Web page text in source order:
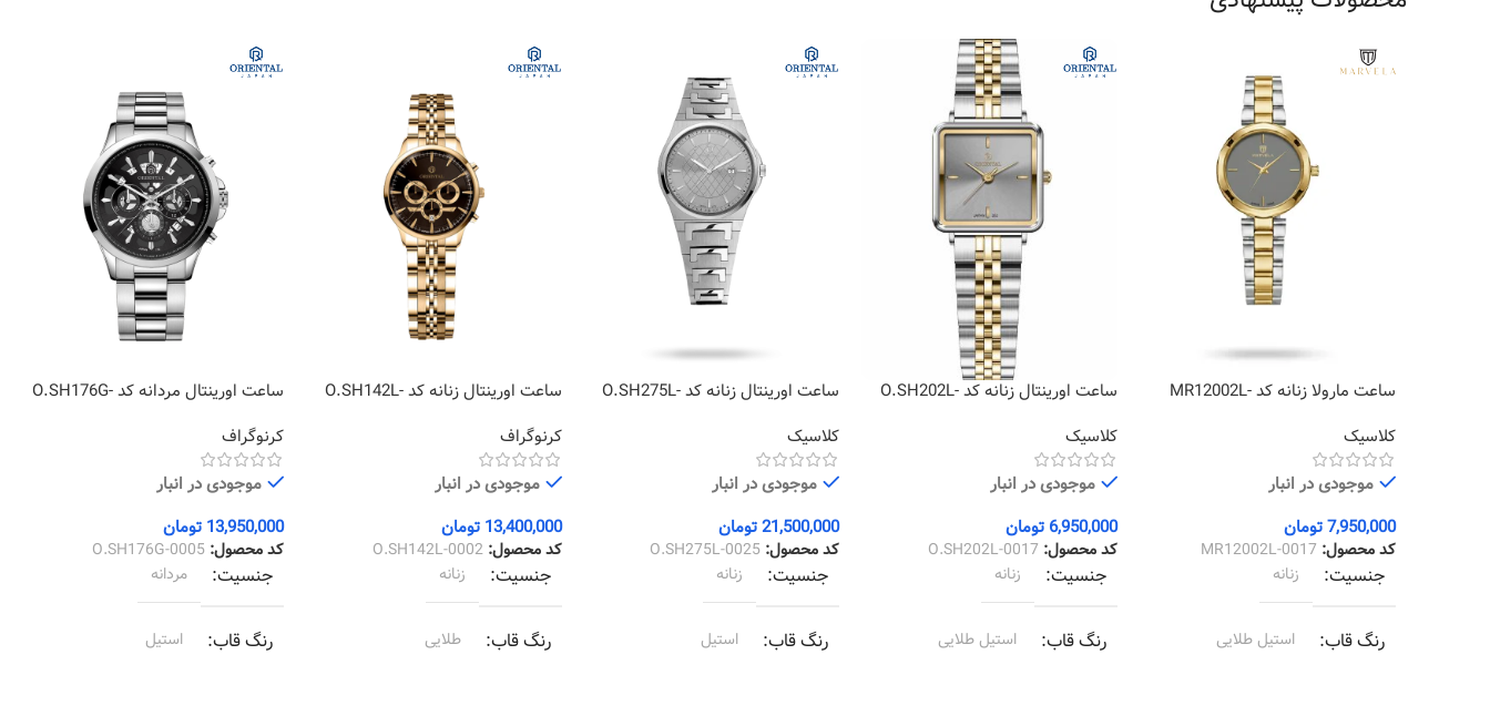
ساعت مارولا زنانه کد MR12002L-
کلاسیک
موجودی در انبار
7,950,000تومان
کد محصول: MR12002L-0017
جنسیت زنانه
رنگ قاب استیل طلایی
ساعت اورینتال زنانه کد O.SH202L-
کلاسیک
موجودی در انبار
6,950,000 تومان
کد محصول: O.SH202L-0017
جنسیت زنانه
رنگ قاب استیل طلایی
ساعت اورینتال زنانه کد O.SH275L-
کلاسیک
موجودی در انبار
21,500,000تومان
کد محصول: O.SH275L-0025
جنسیت زنانه
رنگ قاب استیل
ساعت اورینتال زنانه کد O.SH142L-
کرنوگراف
موجودی در انبار
13,400,000 تومان
کد محصول:O.SH142L-0002
جنسیت زنانه
رنگ قاب طلایی
ساعت اورینتال مردانه کد O.SH176G-
کرنوگراف
موجودی در انبار
13,950,000 تومان
کد محصول: O.SH176G-0005
جنسیت مردانه
رنگ قاب استيل